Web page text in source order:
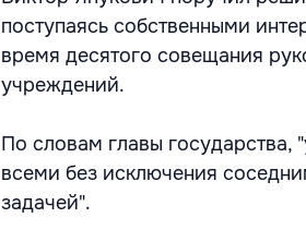
поступаясь собственными
время десятого совещания
учреждений.
По словам главы государства,
всеми без исключения
задачей".